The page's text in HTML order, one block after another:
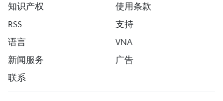
知识产权
使用条款
RSS
支持
语言
VNA
新闻服务
广告
联系